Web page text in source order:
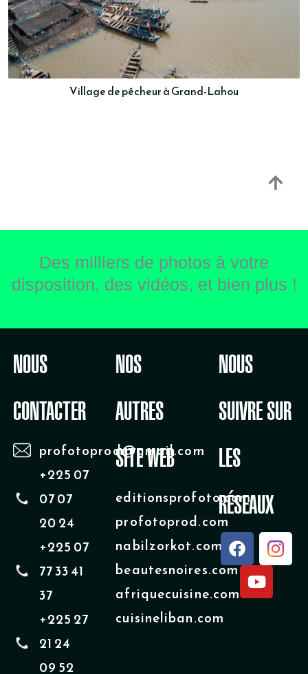
Village de pêcheur à Grand-Lahou
Des milliers de photos à votre
disposition, des vidéos, et bien plus !
NOUS
CONTACTER
profotoprod@gmail.com
+225 07
07 07
20 24
+225 07
77 33 41
37
+225 27
21 24
09 52
NOS
AUTRES
SITE WEB
editionsprofoto.com
profotoprod.com
nabilzorkot.com
beautesnoires.com
afriquecuisine.com
cuisineliban.com
NOUS
SUIVRE SUR
LES
RÉSEAUX
F
a
c
e
b
Y
u
t
u